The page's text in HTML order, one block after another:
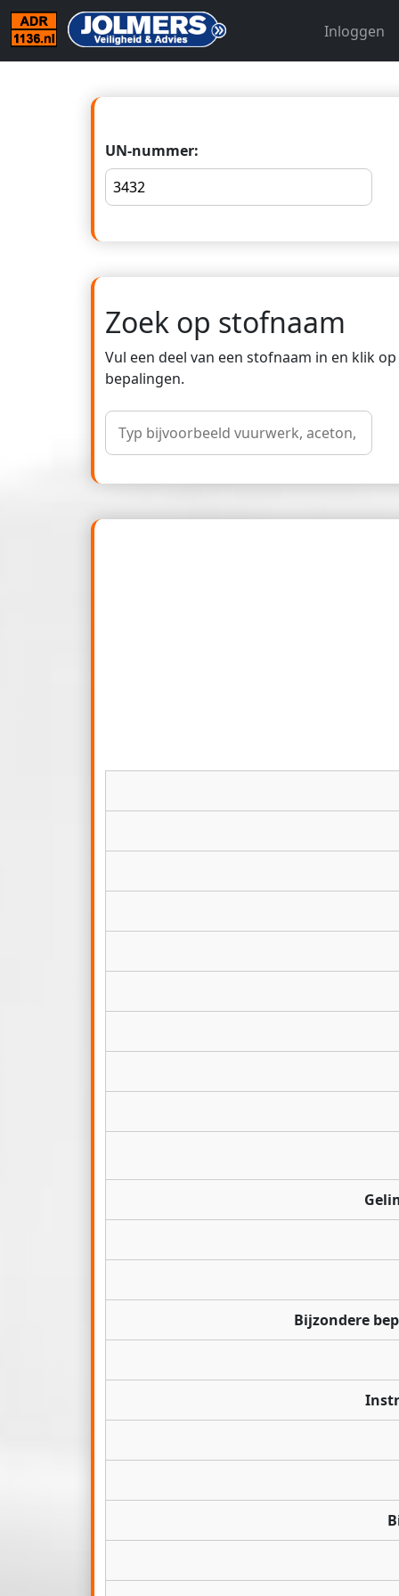
Inloggen
UN-nummer:
Zoek op stofnaam
Vul een deel van een stofnaam in en klik
bepalingen.
Bijzondere